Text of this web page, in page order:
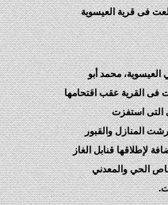
فى قرية العيسوية
محمد أبو
فى القرية عقب اقتحامها
التى استفزت
المنازل والقبور
لإطلاقها قنابل الغاز
الحي والمعدني